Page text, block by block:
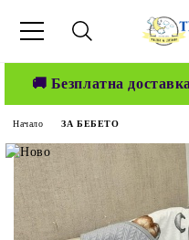
🚚 Безплатна
Начало ЗА БЕБЕТО